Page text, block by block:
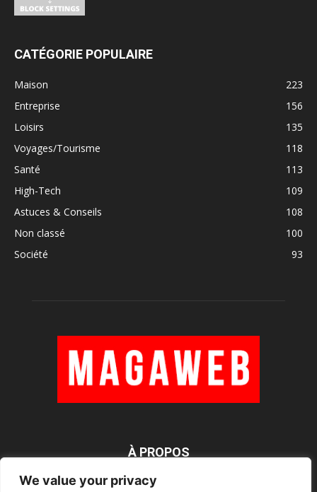
We value your privacy
CATÉGORIE POPULAIRE
Maison
223
Entreprise
156
Loisirs
135
Voyages/Tourisme
118
Santé
113
High-Tech
109
Astuces & Conseils
108
Non classé
100
Société
93
À PROPOS